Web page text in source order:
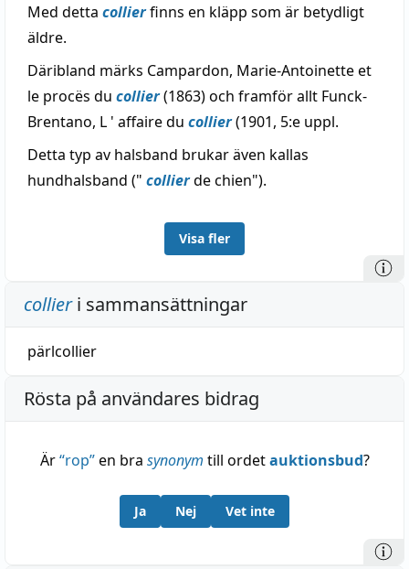
Med detta collierfinns en kläpp som är betydligt
äldre.
Däribland märks Campardon, Marie-Antoinette et
le procës du collier(1863) och framför allt Funck-
Brentano, L ' affaire du collier(1901, 5:e uppl.
Detta typ av halsband brukar även kallas
hundhalsband (" collierde chien").
Visa fler
collieri sammansättningar
pärlcollier
Rösta på användares bidrag
Är“rop”en bra synonym till ordetauktionsbud?
Ja Nej Vet inte